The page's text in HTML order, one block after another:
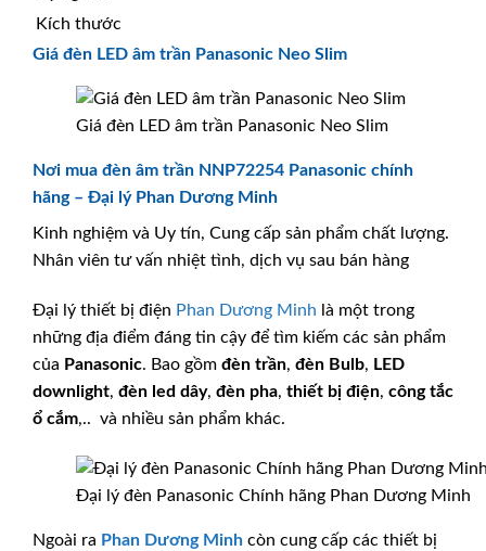
Kích thước
Giá đèn LED âm trần Panasonic Neo Slim
Giá đèn LED âm trần Panasonic Neo Slim
Nơi mua đèn âm trần NNP72254 Panasonic chính
hãng – Đại lý Phan Dương Minh
Kinh nghiệm và Uy tín, Cung cấp sản phẩm chất lượng.
Nhân viên tư vấn nhiệt tình, dịch vụ sau bán hàng
Đại lý thiết bị điện Phan Dương Minh là một trong
những địa điểm đáng tin cậy để tìm kiếm các sản phẩm
của Panasonic. Bao gồm đèn trần, đèn Bulb, LED
downlight, đèn led dây, đèn pha, thiết bị điện, công tắc
ổ cắm,.. và nhiều sản phẩm khác.
Đại lý đèn Panasonic Chính hãng Phan Dương Minh
Ngoài ra Phan Dương Minh còn cung cấp các thiết bị